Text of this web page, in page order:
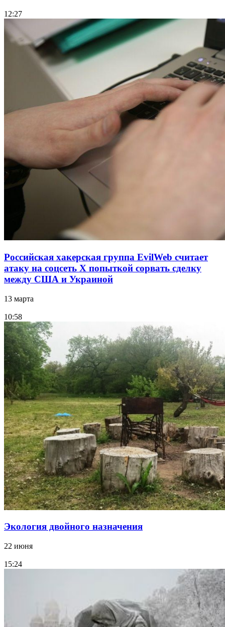
12:27
Российская хакерская группа EvilWeb считает
атаку на соцсеть Х попыткой сорвать сделку
между США и Украиной
13 марта
10:58
Экология двойного назначения
22 июня
15:24